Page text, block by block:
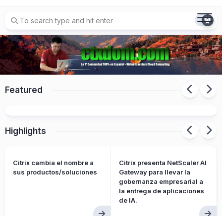
content
Featured
Highlights
Citrix cambia el nombre a
sus productos/soluciones
Citrix presenta NetScaler AI
Gateway para llevar la
gobernanza empresarial a
la entrega de aplicaciones
de IA.